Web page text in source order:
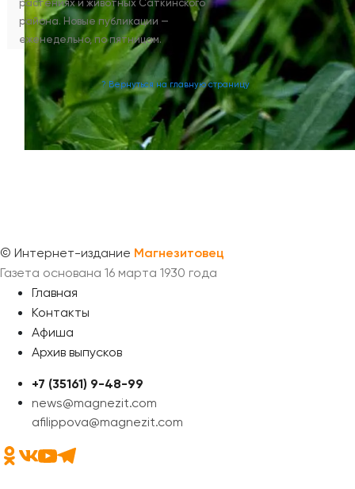
растениях и животных Саткинского
района. Новые публикации —
еженедельно, по пятницам.
? Вернуться на главную страницу
© Интернет-издание Магнезитовец
Газета основана 16 марта 1930 года
Главная
Контакты
Афиша
Архив выпусков
+7 (35161) 9-48-99
news@magnezit.com
afilippova@magnezit.com